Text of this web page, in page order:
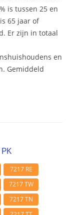
is tussen 25 en
65 jaar of
Er zijn in totaal
en
Gemiddeld
7217 RE
7217 TW
7217 TN